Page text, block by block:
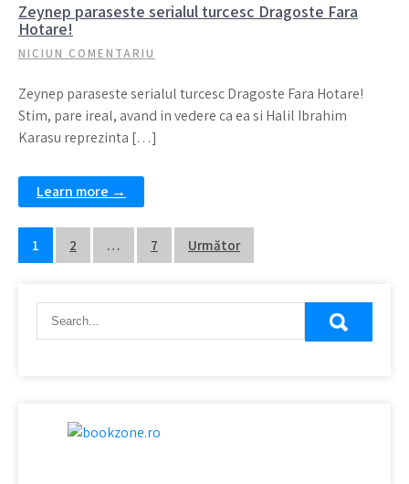
Zeynep paraseste serialul turcesc Dragoste Fara
Hotare!
NICIUN COMENTARIU
Zeynep paraseste serialul turcesc Dragoste Fara Hotare!
Stim, pare ireal, avand in vedere ca ea si Halil Ibrahim
Karasu reprezinta […]
Learn more →
Navigare
articole
1 2 … 7 Următor